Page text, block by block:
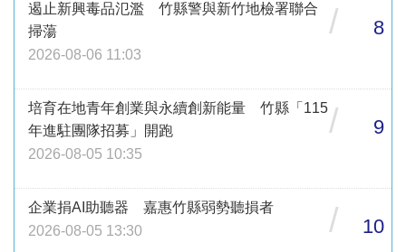
遏止新興毒品氾濫 竹縣警與新竹地檢署聯合
掃蕩
2026-08-06 11:03
/ 8
培育在地青年創業與永續創新能量 竹縣「115
年進駐團隊招募」開跑
2026-08-05 10:35
/ 9
企業捐AI助聽器 嘉惠竹縣弱勢聽損者
2026-08-05 13:30
/ 10